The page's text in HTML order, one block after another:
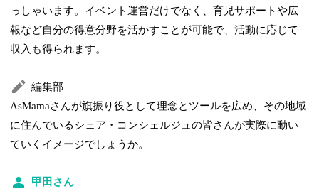
っしゃいます。イベント運営だけでなく、育児サポートや広
報など自分の得意分野を活かすことが可能で、活動に応じて
収入も得られます。
編集部
AsMamaさんが旗振り役として理念とツールを広め、その地域
に住んでいるシェア・コンシェルジュの皆さんが実際に動い
ていくイメージでしょうか。
甲田さん